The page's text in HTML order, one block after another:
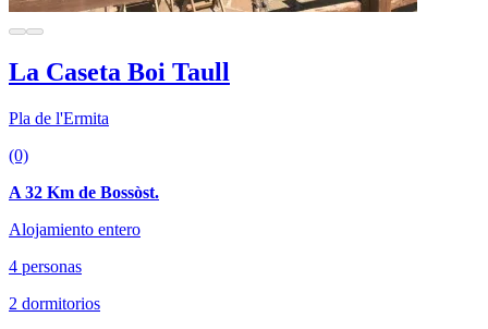
La Caseta Boi Taull
Pla de l'Ermita
(0)
A 32 Km de Bossòst.
Alojamiento entero
4 personas
2 dormitorios